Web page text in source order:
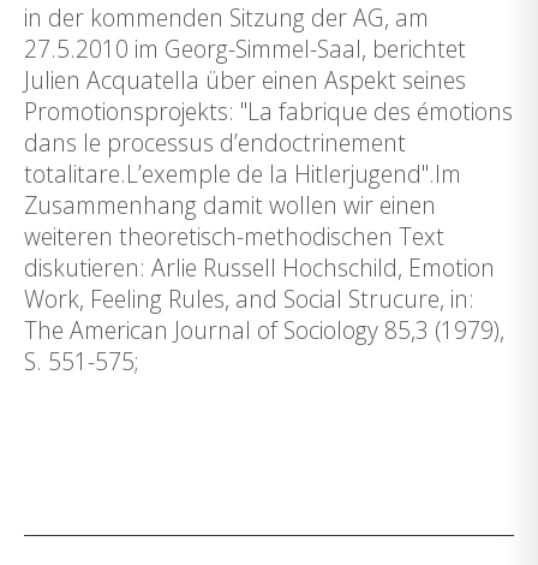
in der kommenden Sitzung der AG, am
27.5.2010 im Georg-Simmel-Saal, berichtet
Julien Acquatella über einen Aspekt seines
Promotionsprojekts: "La fabrique des émotions
dans le processus d’endoctrinement
totalitare.L’exemple de la Hitlerjugend".Im
Zusammenhang damit wollen wir einen
weiteren theoretisch-methodischen Text
diskutieren: Arlie Russell Hochschild, Emotion
Work, Feeling Rules, and Social Strucure, in:
The American Journal of Sociology 85,3 (1979),
S. 551-575;